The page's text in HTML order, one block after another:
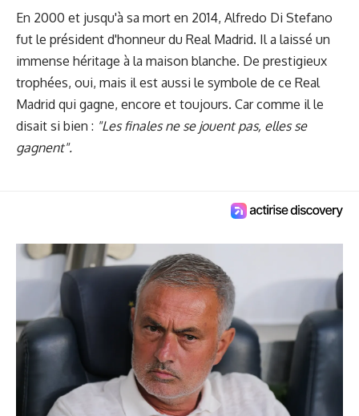
En 2000 et jusqu'à sa mort en 2014, Alfredo Di Stefano
fut le président d'honneur du Real Madrid. Il a laissé un
immense héritage à la maison blanche. De prestigieux
trophées, oui, mais il est aussi le symbole de ce Real
Madrid qui gagne, encore et toujours. Car comme il le
disait si bien : "Les finales ne se jouent pas, elles se
gagnent".